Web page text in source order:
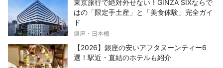
東京旅行で絶対外せない！GINZA SIXならで
はの「限定手土産」と「美食体験」完全ガイ
ド
銀座・日本橋
【2026】銀座の安いアフタヌーンティー6
選！駅近・直結のホテルも紹介